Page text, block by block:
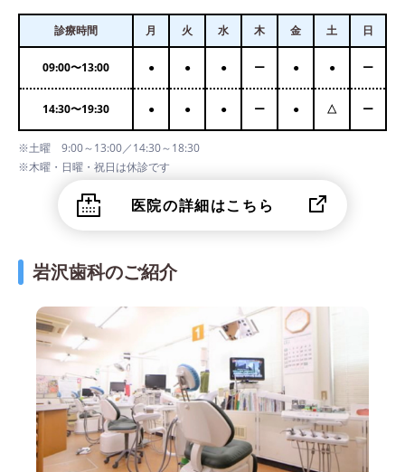
診療時間 月 火 水 木 金 土 日
09:00〜13:00 ● ● ● ー ● ● ー
14:30〜19:30 ● ● ● ー ● △ ー
※土曜 9:00～13:00／14:30～18:30
※木曜・日曜・祝日は休診です
医院の詳細はこちら
岩沢歯科のご紹介